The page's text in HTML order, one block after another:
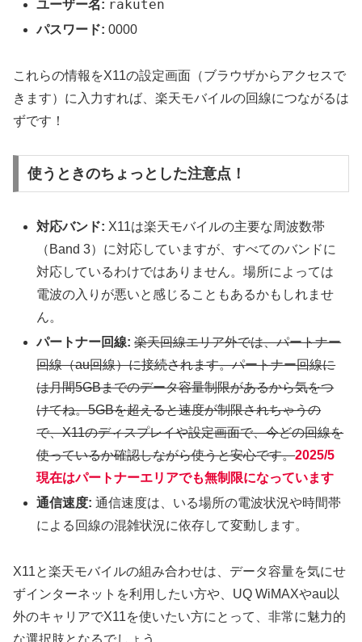
ユーザー名: rakuten
パスワード: 0000
これらの情報をX11の設定画面（ブラウザからアクセスで
きます）に入力すれば、楽天モバイルの回線につながるは
ずです！
使うときのちょっとした注意点！
対応バンド: X11は楽天モバイルの主要な周波数帯
（Band 3）に対応していますが、すべてのバンドに
対応しているわけではありません。場所によっては
電波の入りが悪いと感じることもあるかもしれませ
ん。
パートナー回線: 楽天回線エリア外では、パートナー
回線（au回線）に接続されます。パートナー回線に
は月間5GBまでのデータ容量制限があるから気をつ
けてね。5GBを超えると速度が制限されちゃうの
で、X11のディスプレイや設定画面で、今どの回線を
使っているか確認しながら使うと安心です。2025/5
現在はパートナーエリアでも無制限になっています
通信速度: 通信速度は、いる場所の電波状況や時間帯
による回線の混雑状況に依存して変動します。
X11と楽天モバイルの組み合わせは、データ容量を気にせ
ずインターネットを利用したい方や、UQ WiMAXやau以
外のキャリアでX11を使いたい方にとって、非常に魅力的